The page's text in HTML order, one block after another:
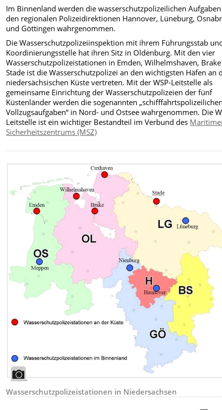
Im Binnenland werden die wasserschutzpolizeilichen
den regionalen Polizeidirektionen Hannover, Lüneburg,
und Göttingen wahrgenommen.
Die Wasserschutzpolizeiinspektion mit ihrem Führungsstab
Koordinierungsstelle hat ihren Sitz in Oldenburg. Mit den vier
Wasserschutzpolizeistationen in Emden, Wilhelmshaven,
Stade ist die Wasserschutzpolizei an den wichtigsten Häfen an
niedersächsischen Küste vertreten. Mit der WSP-Leitstelle als
gemeinsame Einrichtung der Wasserschutzpolizeien der fünf
Küstenländer werden die sogenannten
Vollzugsaufgaben“ in Nord- und Ostsee wahrgenommen. Die
Leitstelle ist ein wichtiger Bestandteil im Verbund des
Sicherheitszentrums (MSZ)
Wasserschutzpolizeistationen in Niedersachsen